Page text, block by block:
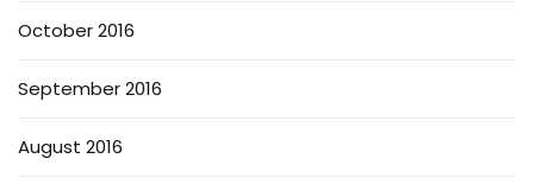
October 2016
September 2016
August 2016